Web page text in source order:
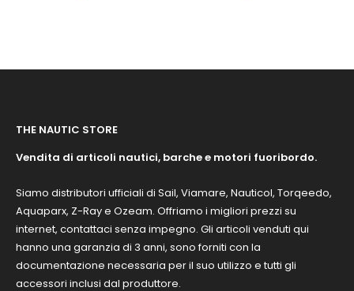
THE NAUTIC STORE
Vendita di articoli nautici, barche e motori fuoribordo.
Siamo distributori ufficiali di Sail, Viamare, Nauticol, Torqeedo,
Aquaparx, Z-Ray e Ozeam. Offriamo i migliori prezzi su
internet, contattaci senza impegno. Gli articoli venduti qui
hanno una garanzia di 3 anni, sono forniti con la
documentazione necessaria per il suo utilizzo e tutti gli
accessori inclusi dal produttore.